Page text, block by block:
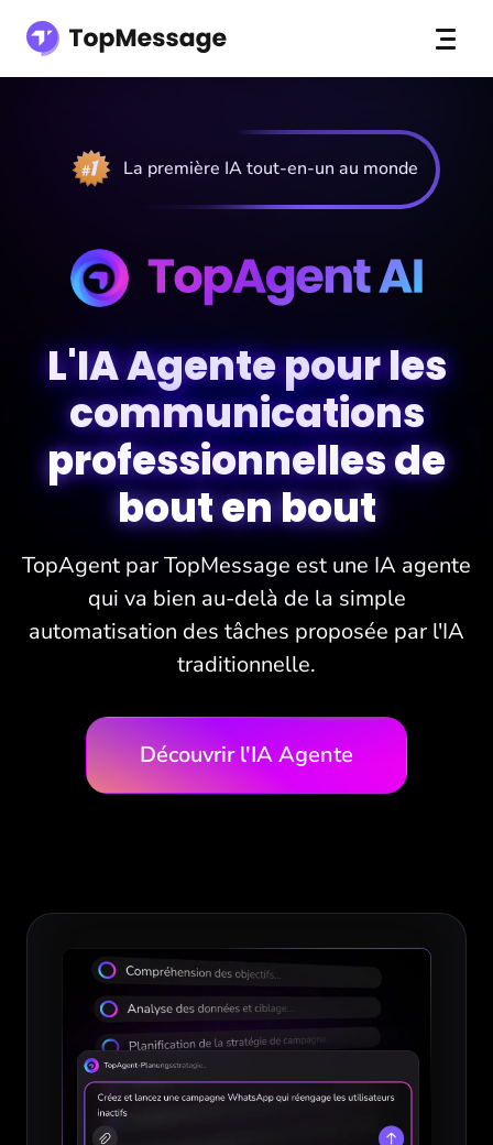
La première IA tout-en-un au monde
L'IA Agente pour les
communications
professionnelles de
bout en bout
TopAgent par TopMessage est une IA agente
qui va bien au-delà de la simple
automatisation des tâches proposée par l'IA
traditionnelle.
Découvrir l'IA Agente